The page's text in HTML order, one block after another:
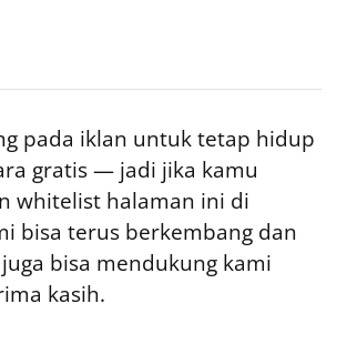
pada iklan untuk tetap hidup
gratis — jadi jika kamu
whitelist halaman ini di
bisa terus berkembang dan
bisa mendukung kami
kasih.